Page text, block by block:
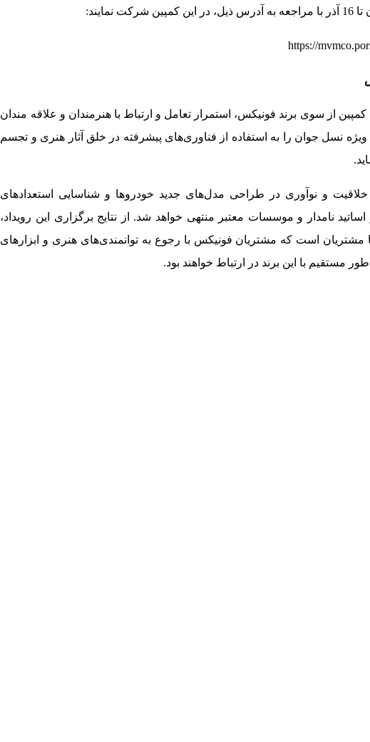
https://
از سوی برند فونیکس، استمرار تعامل و ارتباط با هنرمندان و علاقه مندان
نسل جوان را به استفاده از فناوری‌های پیشرفته در خلق آثار هنری و تجسم
خلاقیت و نوآوری در طراحی مدل‌های جدید خودروها و شناسایی استعدادهای
نامدار و موسسات معتبر منتهی خواهد شد. از نتایج برگزاری این رویداد،
مشتریان است که مشتریان فونیکس با رجوع به توانمندی‌های هنری و ابزارهای
مستقیم با این برند در ارتباط خواهند بود.